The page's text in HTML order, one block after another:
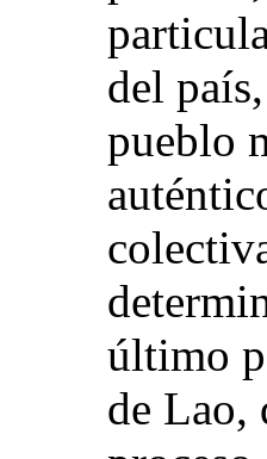
del
pueblo
último
de Lao,